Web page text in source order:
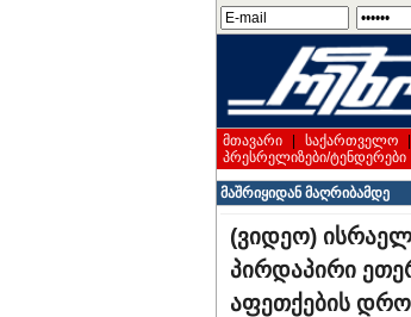
მთავარი საქართველო
პრესრელიზები/ტენდერები
მაშრიყიდან მაღრიბამდე
(ვიდეო)
პირდაპირი
აფეთქების